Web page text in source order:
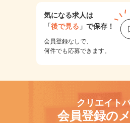
気になる求人は
「後で見る 」で保存！
会員登録なしで、
何件でも応募できます。
クリエイト
会員登録の